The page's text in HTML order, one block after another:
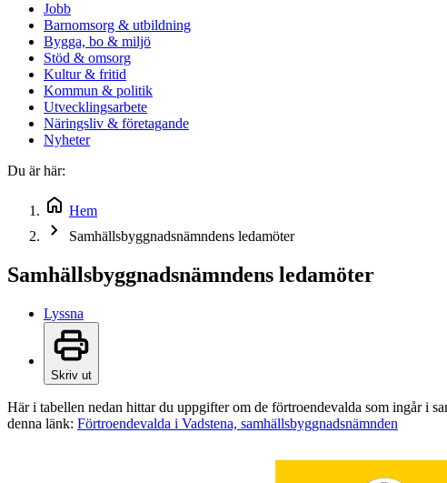
Jobb
Barnomsorg & utbildning
Bygga, bo & miljö
Stöd & omsorg
Kultur & fritid
Kommun & politik
Utvecklingsarbete
Näringsliv & företagande
Nyheter
Du är här:
Hem
Samhällsbyggnadsnämndens ledamöter
Samhällsbyggnadsnämndens ledamöter
Lyssna
Skriv ut
Här i tabellen nedan hittar du uppgifter om de förtroendevalda som ingår i
denna länk: Förtroendevalda i Vadstena, samhällsbyggnadsnämnden